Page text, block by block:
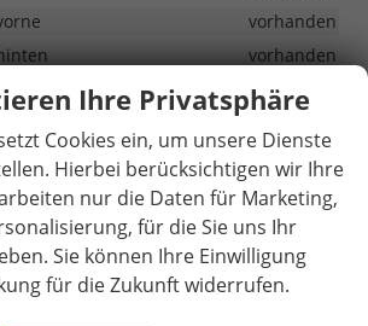
vorhanden
vorhanden
mit 12,3 Zoll Touchscreen, 1xDaten-
Radioempfang, Android Auto und
drahtloser Spiegelung, Live Services
vorhanden
vorhanden
vorhanden
für Smartphones (2) kabellos
vorhanden
Ihre Privatsphäre
Cookies ein, um unsere Dienste
Hierbei berücksichtigen wir Ihre
nur die Daten für Marketing,
für die Sie uns Ihr
Sie können Ihre Einwilligung
für die Zukunft widerrufen.